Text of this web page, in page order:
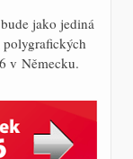
jako jediná
polygrafických
v Německu.